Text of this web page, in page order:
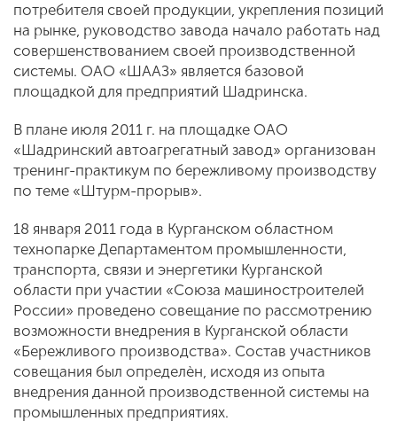
потребителя своей продукции, укрепления позиций
на рынке, руководство завода начало работать над
совершенствованием своей производственной
системы. ОАО «ШААЗ» является базовой
площадкой для предприятий Шадринска.
В плане июля 2011 г. на площадке ОАО
«Шадринский автоагрегатный завод» организован
тренинг-практикум по бережливому производству
по теме «Штурм-прорыв».
18 января 2011 года в Курганском областном
технопарке Департаментом промышленности,
транспорта, связи и энергетики Курганской
области при участии «Союза машиностроителей
России» проведено совещание по рассмотрению
возможности внедрения в Курганской области
«Бережливого производства». Состав участников
совещания был определѐн, исходя из опыта
внедрения данной производственной системы на
промышленных предприятиях.